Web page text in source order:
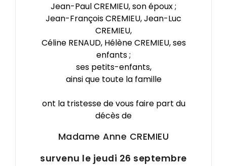
Jean-Paul CREMIEU, son époux ;
Jean-François CREMIEU, Jean-Luc
CREMIEU,
Céline RENAUD, Hélène CREMIEU, ses
enfants ;
ses petits-enfants,
ainsi que toute la famille
ont la tristesse de vous faire part du
décès de
Madame Anne CREMIEU
survenu le jeudi 26 septembre